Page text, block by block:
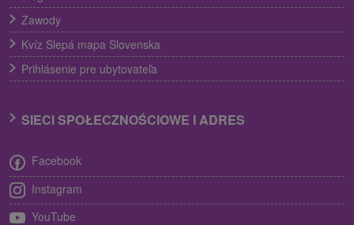
Zawody
Kvíz Slepá mapa Slovenska
Prihlásenie pre ubytovateľa
SIECI SPOŁECZNOŚCIOWE I ADRES
Facebook
Instagram
YouTube